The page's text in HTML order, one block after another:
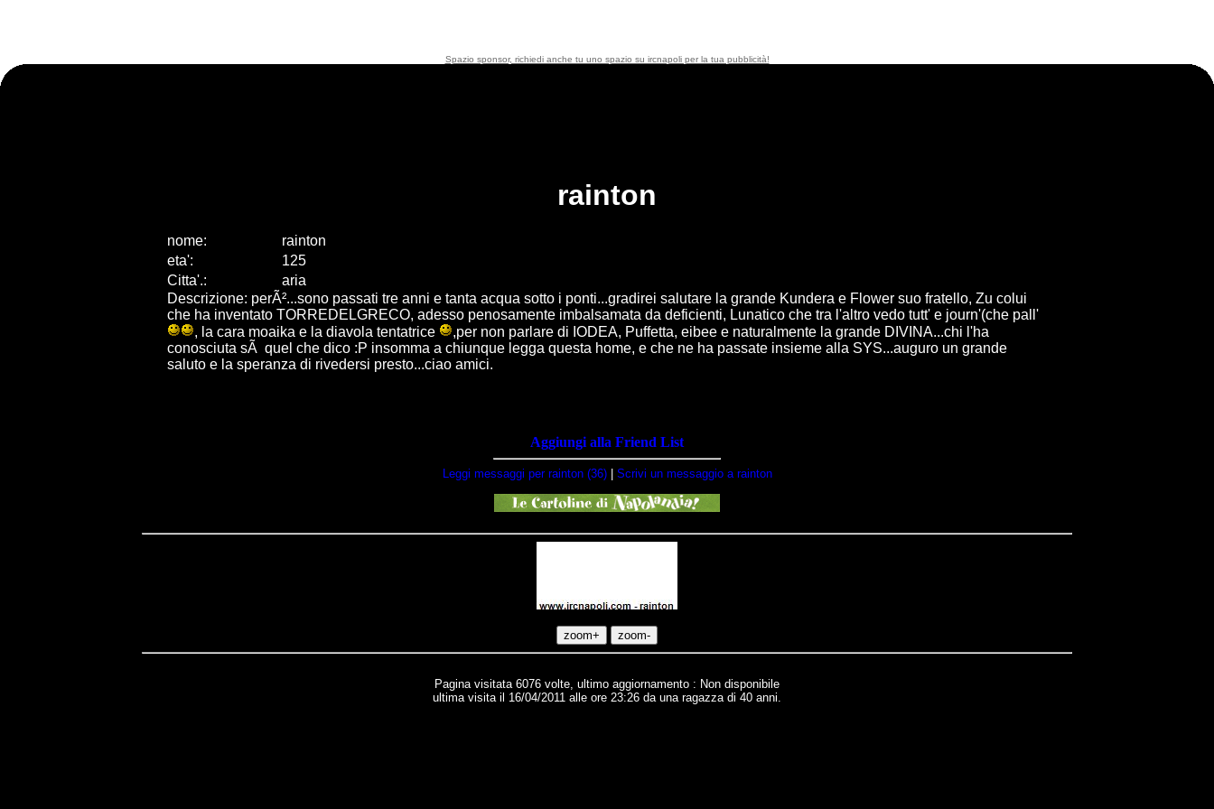
Spazio sponsor, richiedi anche tu uno spazio su ircnapoli per la tua pubblicità!
rainton
nome:
rainton
eta':
125
Citta'.:
aria
Descrizione: perÃ²...sono passati tre anni e tanta acqua sotto i ponti...gradirei salutare la grande Kundera e Flower suo fratello, Zu colui
che ha inventato TORREDELGRECO, adesso penosamente imbalsamata da deficienti, Lunatico che tra l'altro vedo tutt' e journ'(che pall'
, la cara moaika e la diavola tentatrice
,per non parlare di IODEA, Puffetta, eibee e naturalmente la grande DIVINA...chi l'ha
conosciuta sÃ quel che dico :P insomma a chiunque legga questa home, e che ne ha passate insieme alla SYS...auguro un grande
saluto e la speranza di rivedersi presto...ciao amici.
Aggiungi alla Friend List
Leggi messaggi per rainton (36)| Scrivi un messaggio a rainton
Pagina visitata 6076 volte, ultimo aggiornamento : Non disponibile
ultima visita il 16/04/2011 alle ore 23:26 da una ragazza di 40 anni.